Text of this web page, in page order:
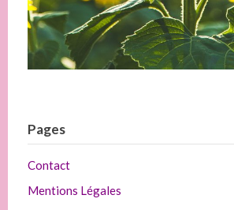
Pages
Contact
Mentions Légales